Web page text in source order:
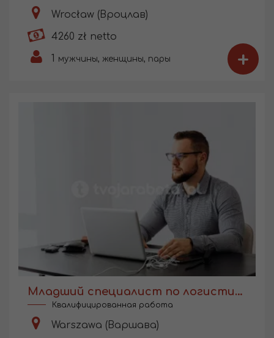
Wrocław (Вроцлав)
4260 zł netto
1 мужчины, женщины, пары +
Младший специалист по логистике
Квалифицированная работа
Warszawa (Варшава)